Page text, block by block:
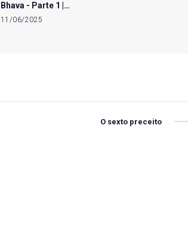
Bhava - Parte 1 |…
11/06/2025
Next
O sexto preceito